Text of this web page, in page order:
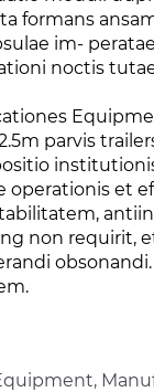
formans
im-
noctis
parvis
operationis et
non requirit,